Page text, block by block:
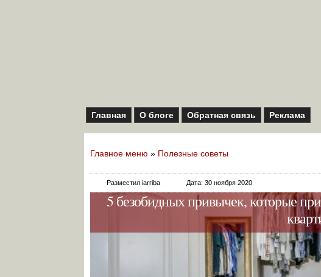
Главная О блоге Обратная связь Реклама
Главное меню » Полезные советы
Разместил iarriba Дата: 30 ноября 2020
5 безобидных привычек, которые